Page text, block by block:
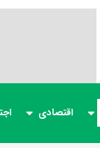
اقتصادی